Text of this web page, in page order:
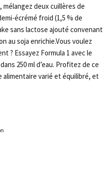
deux cuillères de
écrémé froid (1,5 % de
sans lactose ajouté convenant
au soja enrichie.Vous voulez
? Essayez Formula 1 avec le
250 ml d’eau. Profitez de ce
alimentaire varié et équilibré, et